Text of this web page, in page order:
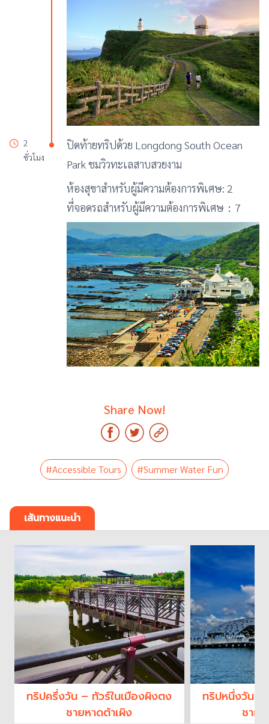
2
ชั่วโมง
ปิดท้ายทริปด้วย Longdong South Ocean
Park ชมวิวทะเลสาบสวยงาม
ห้องสุขาสำหรับผู้มีความต้องการพิเศษ: 2
ที่จอดรถสำหรับผู้มีความต้องการพิเศษ：7
Share Now!
#Accessible Tours #Summer Water Fun
เส้นทางแนะนำ
ทริปครึ่งวัน – ทัวร์ในเมืองผิงตง
ชายหาดต้าเผิง
ทริปหนึ่งวัน –
ชาย